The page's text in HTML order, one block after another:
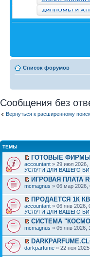
Список форумов
Сообщения без
Вернуться к расширенному
ТЕМЫ
ГОТОВЫЕ
accountant » 29 июл
УСЛУГИ ДЛЯ ВАШЕГО
ИГРОВАЯ ПЛАТА
mcmagnus » 06 мар
ПРОДАЕТСЯ 1К
accountant » 06 янв 2026,
УСЛУГИ ДЛЯ ВАШЕГО
СИСТЕМА
mcmagnus » 05 янв 2026,
darkparfume » 22 ноя